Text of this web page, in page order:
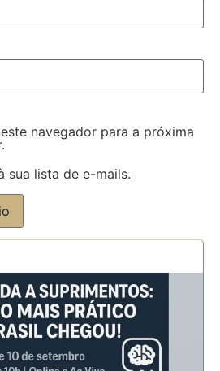
navegador para a próxima
sua lista de e-mails.